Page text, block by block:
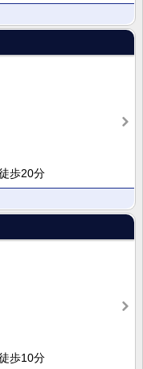
歩20分
歩10分